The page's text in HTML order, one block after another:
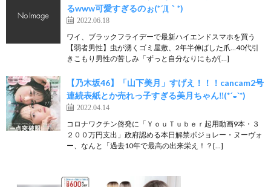
るwww可愛すぎるのぉ(*´Д｀*)
2022.06.18
ワイ、ブラックフライデーで最新ハイエンドスマホを買う
【弱者男性】虫が湧くゴミ屋敷、2年半伸ばした爪…40代引
きこもり男性の苦しみ「ずっと自分なりにもが[…]
【乃木坂46】「山下美月」すげえ！！！cancam2号
連続表紙とか売れっ子すぎる美月ちゃん‼︎(*´◒`*)
2022.04.14
コロナワクチン啓発に「ＹｏｕＴｕｂｅｒ起用動画9本・３
２００万円支出」政府認める本日解禁ボジョレー・ヌーヴォ
ー、なんと「過去10年で最高の出来栄え！？[…]